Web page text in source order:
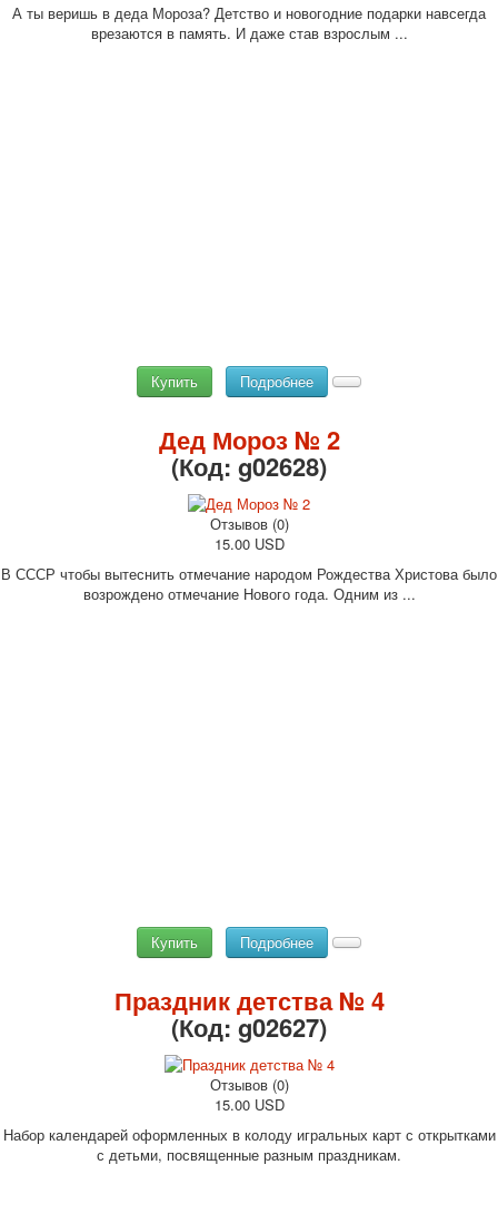
А ты веришь в деда Мороза? Детство и новогодние подарки навсегда
врезаются в память. И даже став взрослым ...
Купить Подробнее
Дед Мороз № 2
(Код: g02628)
Отзывов (0)
15.00 USD
В СССР чтобы вытеснить отмечание народом Рождества Христова было
возрождено отмечание Нового года. Одним из ...
Купить Подробнее
Праздник детства № 4
(Код:g02627)
Отзывов (0)
15.00 USD
Набор календарей оформленных в колоду игральных карт с открытками
с детьми, посвященные разным праздникам.